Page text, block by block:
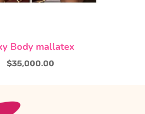
Body mallatex
$35,000.00